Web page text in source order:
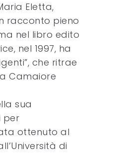
Eletta,
racconto pieno
nel libro edito
nel 1997, ha
che ritrae
Camaiore
sua
per
ottenuto al
di